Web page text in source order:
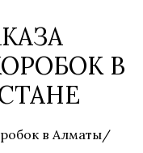
В
в Алматы/